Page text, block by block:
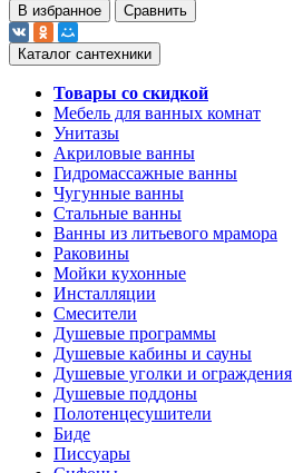
В избранное Сравнить
Каталог сантехники
Товары со скидкой
Мебель для ванных комнат
Унитазы
Акриловые ванны
Гидромассажные ванны
Чугунные ванны
Стальные ванны
Ванны из литьевого мрамора
Раковины
Мойки кухонные
Инсталляции
Смесители
Душевые программы
Душевые кабины и сауны
Душевые уголки и ограждения
Душевые поддоны
Полотенцесушители
Биде
Писсуары